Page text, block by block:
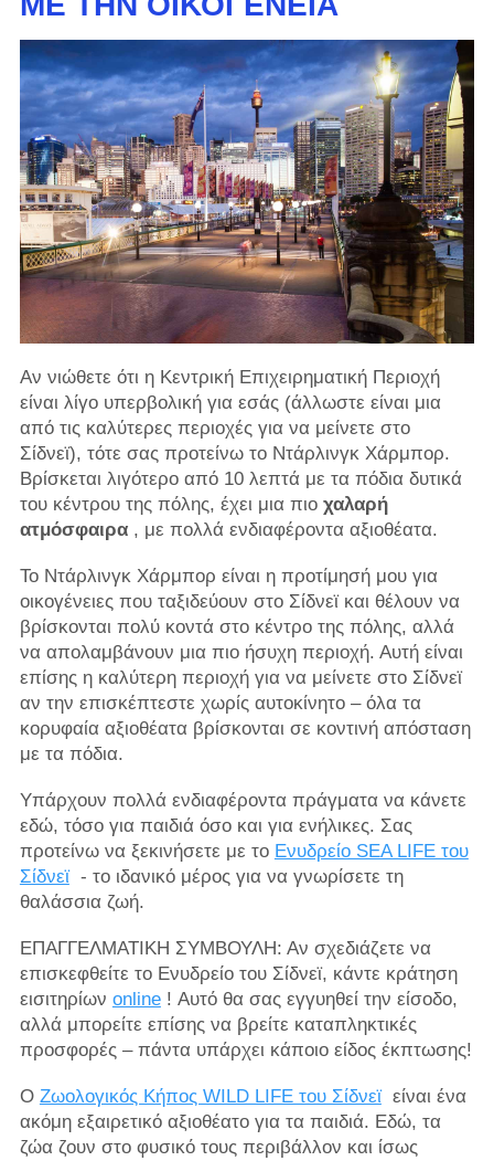
Αν νιώθετε ότι η Κεντρική Επιχειρηματική Περιοχή
είναι λίγο υπερβολική για εσάς (άλλωστε είναι μια
από τις καλύτερες περιοχές για να μείνετε στο
Σίδνεϊ), τότε σας προτείνω το Ντάρλινγκ Χάρμπορ.
Βρίσκεται λιγότερο από 10 λεπτά με τα πόδια δυτικά
του κέντρου της πόλης, έχει μια πιο χαλαρή
ατμόσφαιρα, με πολλά ενδιαφέροντα αξιοθέατα.
Το Ντάρλινγκ Χάρμπορ είναι η προτίμησή μου για
οικογένειες που ταξιδεύουν στο Σίδνεϊ και θέλουν να
βρίσκονται πολύ κοντά στο κέντρο της πόλης, αλλά
να απολαμβάνουν μια πιο ήσυχη περιοχή. Αυτή είναι
επίσης η καλύτερη περιοχή για να μείνετε στο Σίδνεϊ
αν την επισκέπτεστε χωρίς αυτοκίνητο – όλα τα
κορυφαία αξιοθέατα βρίσκονται σε κοντινή απόσταση
με τα πόδια.
Υπάρχουν πολλά ενδιαφέροντα πράγματα να κάνετε
εδώ, τόσο για παιδιά όσο και για ενήλικες. Σας
προτείνω να ξεκινήσετε με το Ενυδρείο SEA LIFE του
Σίδνεϊ- το ιδανικό μέρος για να γνωρίσετε τη
θαλάσσια ζωή.
ΕΠΑΓΓΕΛΜΑΤΙΚΗ ΣΥΜΒΟΥΛΗ: Αν σχεδιάζετε να
επισκεφθείτε το Ενυδρείο του Σίδνεϊ, κάντε κράτηση
εισιτηρίων online! Αυτό θα σας εγγυηθεί την είσοδο,
αλλά μπορείτε επίσης να βρείτε καταπληκτικές
προσφορές – πάντα υπάρχει κάποιο είδος έκπτωσης!
Ο Ζωολογικός Κήπος WILD LIFE του Σίδνεϊείναι ένα
ακόμη εξαιρετικό αξιοθέατο για τα παιδιά. Εδώ, τα
ζώα ζουν στο φυσικό τους περιβάλλον και ίσως